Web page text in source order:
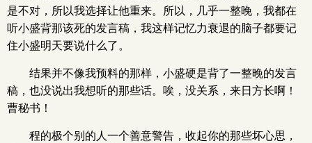
是不对，所以我选择让他重来。所以，几乎一整晚，我都在
听小盛背那该死的发言稿，我这样记忆力衰退的脑子都要记
住小盛明天要说什么了。
结果并不像我预料的那样，小盛硬是背了一整晚的发言
稿，也没说出我想听的那些话。唉，没关系，来日方长啊！
曹秘书！
程的极个别的人一个善意警告，收起你的那些坏心思，